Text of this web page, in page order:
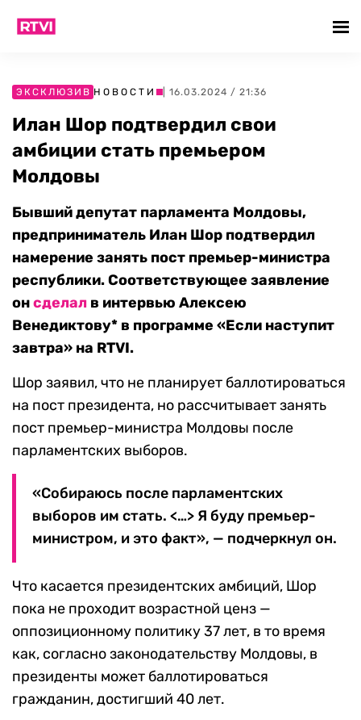
ЭКСКЛЮЗИВ НОВОСТИ | 16.03.2024 / 21:36
Илан Шор подтвердил свои
амбиции стать премьером
Молдовы
Бывший депутат парламента Молдовы,
предприниматель Илан Шор подтвердил
намерение занять пост премьер-министра
республики. Соответствующее заявление
онсделал в интервью Алексею
Венедиктову* в программе «Если наступит
завтра» на RTVI.
Шор заявил, что не планирует баллотироваться
на пост президента, но рассчитывает занять
пост премьер-министра Молдовы после
парламентских выборов.
«Собираюсь после парламентских
выборов им стать. <…> Я буду премьер-
министром, и это факт», — подчеркнул он.
Что касается президентских амбиций, Шор
пока не проходит возрастной ценз —
оппозиционному политику 37 лет, в то время
как, согласно законодательству Молдовы, в
президенты может баллотироваться
гражданин, достигший 40 лет.